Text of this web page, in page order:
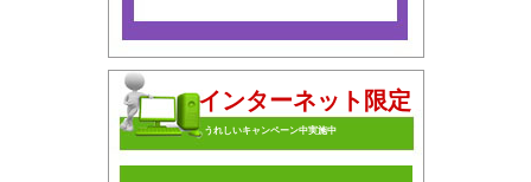
インターネット限定
うれしいキャンペーン中実施中